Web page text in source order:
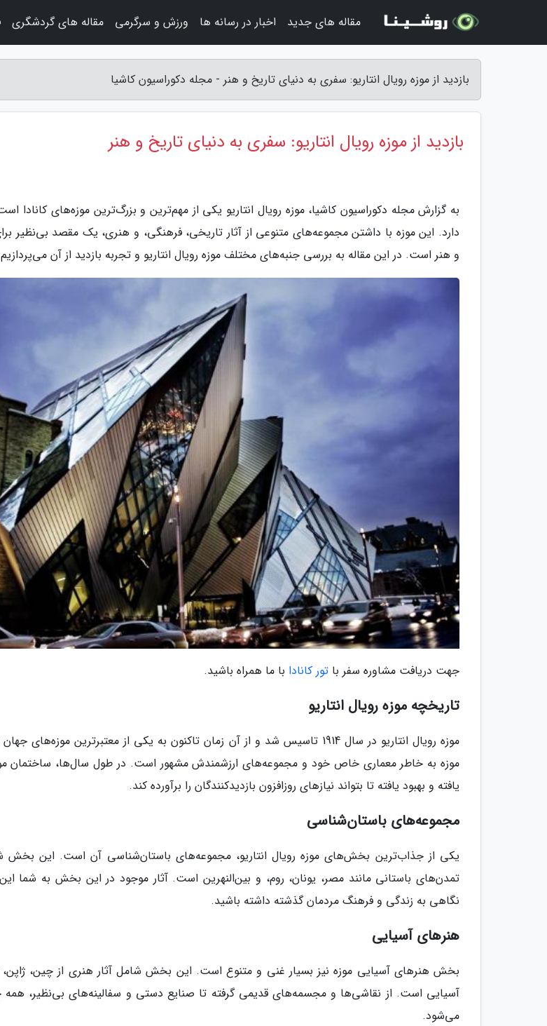
بازدید از موزه رویال انتاریو: سفری به دنیای تاریخ و هنر - مجله دکوراسیون کاشیا
بازدید از موزه رویال انتاریو: سفری به دنیای تاریخ و هنر
به گزارش مجله دکوراسیون کاشیا، موزه رویال انتاریو یکی از مهم‌ترین و بزرگ‌ترین موزه‌های کانادا
دارد. این موزه با داشتن مجموعه‌های متنوعی از آثار تاریخی، فرهنگی، و هنری، یک مقصد بی‌نظیر
و هنر است. در این مقاله به بررسی جنبه‌های مختلف موزه رویال انتاریو و تجربه بازدید از آن
جهت دریافت مشاوره سفر با تور کانادا با ما همراه باشید.
تاریخچه موزه رویال انتاریو
موزه رویال انتاریو در سال 1914 تاسیس شد و از آن زمان تاکنون به یکی از معتبرترین
موزه به خاطر معماری خاص خود و مجموعه‌های ارزشمندش مشهور است. در طول سال‌ها، ساختمان
یافته و بهبود یافته تا بتواند نیازهای روزافزون بازدیدکنندگان را برآورده کند.
مجموعه‌های باستان‌شناسی
یکی از جذاب‌ترین بخش‌های موزه رویال انتاریو، مجموعه‌های باستان‌شناسی آن است. این بخش
تمدن‌های باستانی مانند مصر، یونان، روم، و بین‌النهرین است. آثار موجود در این بخش به شما
نگاهی به زندگی و فرهنگ مردمان گذشته داشته باشید.
هنرهای آسیایی
بخش هنرهای آسیایی موزه نیز بسیار غنی و متنوع است. این بخش شامل آثار هنری از چین، ژاپن،
آسیایی است. از نقاشی‌ها و مجسمه‌های قدیمی گرفته تا صنایع دستی و سفالینه‌های بی‌نظیر،
می‌شود.
مقاله های جدید اخبار در رسانه ها ورزش و سرگرمی مقاله های گردشگری